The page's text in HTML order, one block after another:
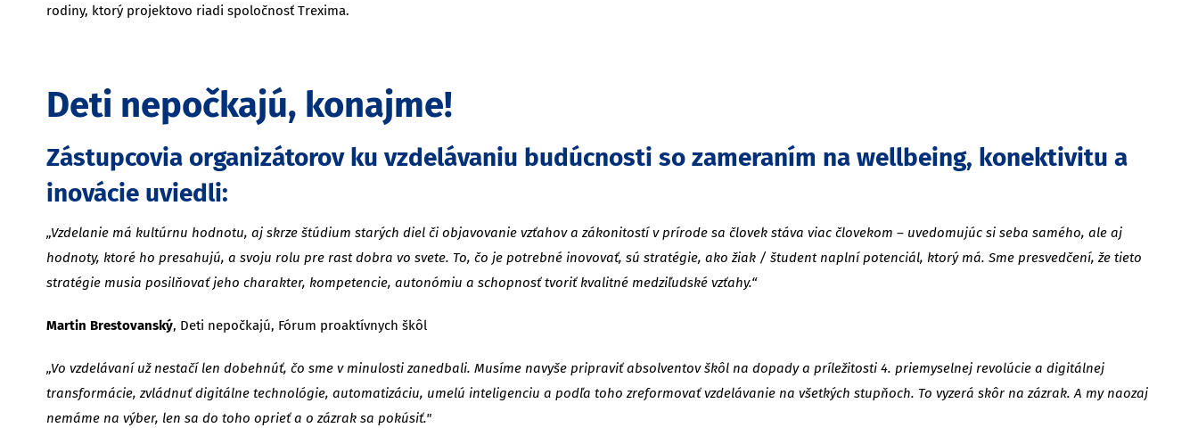
rodiny, ktorý projektovo riadi spoločnosť Trexima.
Deti nepočkajú, konajme!
Zástupcovia organizátorov ku vzdelávaniu budúcnosti so zameraním na wellbeing, konektivitu a
inovácie uviedli:
„Vzdelanie má kultúrnu hodnotu, aj skrze štúdium starých diel či objavovanie vzťahov a zákonitostí v prírode sa človek stáva viac človekom – uvedomujúc si seba samého, ale aj
hodnoty, ktoré ho presahujú, a svoju rolu pre rast dobra vo svete. To, čo je potrebné inovovať, sú stratégie, ako žiak / študent naplní potenciál, ktorý má. Sme presvedčení, že tieto
stratégie musia posilňovať jeho charakter, kompetencie, autonómiu a schopnosť tvoriť kvalitné medziľudské vzťahy.“
Martin Brestovanský, Deti nepočkajú, Fórum proaktívnych škôl
„Vo vzdelávaní už nestačí len dobehnúť, čo sme v minulosti zanedbali. Musíme navyše pripraviť absolventov škôl na dopady a príležitosti 4. priemyselnej revolúcie a digitálnej
transformácie, zvládnuť digitálne technológie, automatizáciu, umelú inteligenciu a podľa toho zreformovať vzdelávanie na všetkých stupňoch. To vyzerá skôr na zázrak. A my naozaj
nemáme na výber, len sa do toho oprieť a o zázrak sa pokúsiť."